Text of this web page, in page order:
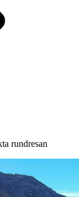
rundresan